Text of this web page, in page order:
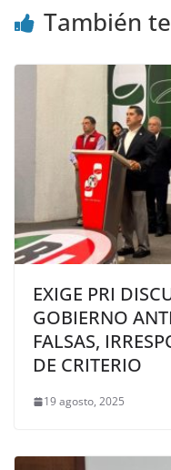
También
EXIGE PRI
GOBIERNO
FALSAS,
DE CRITERIO
19 agosto, 2025